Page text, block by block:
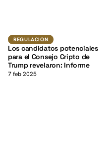
Regulacion
REGULACION
Los candidatos potenciales
para el Consejo Cripto de
Trump revelaron: Informe
7 feb 2025